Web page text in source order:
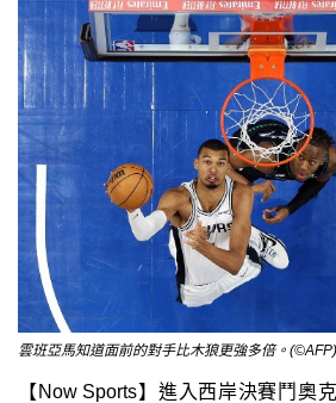
雲班亞馬知道面前的對手比木狼更強多倍。(©AFP)
【Now Sports】進入西岸決賽鬥奧